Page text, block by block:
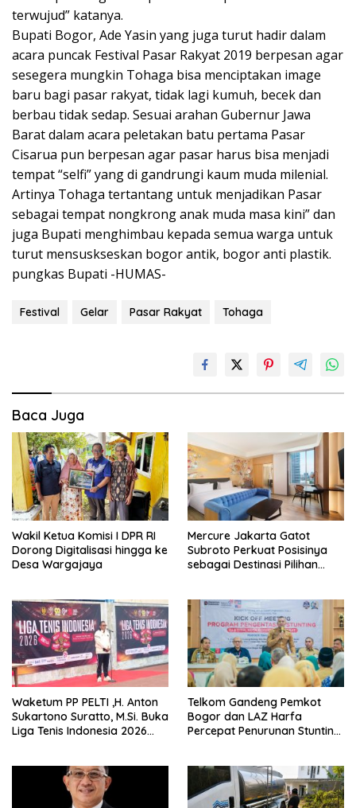
terwujud” katanya.
Bupati Bogor, Ade Yasin yang juga turut hadir dalam
acara puncak Festival Pasar Rakyat 2019 berpesan agar
sesegera mungkin Tohaga bisa menciptakan image
baru bagi pasar rakyat, tidak lagi kumuh, becek dan
berbau tidak sedap. Sesuai arahan Gubernur Jawa
Barat dalam acara peletakan batu pertama Pasar
Cisarua pun berpesan agar pasar harus bisa menjadi
tempat “selfi” yang di gandrungi kaum muda milenial.
Artinya Tohaga tertantang untuk menjadikan Pasar
sebagai tempat nongkrong anak muda masa kini” dan
juga Bupati menghimbau kepada semua warga untuk
turut mensuskseskan bogor antik, bogor anti plastik.
pungkas Bupati -HUMAS-
Festival Gelar Pasar Rakyat Tohaga
Baca Juga
Wakil Ketua Komisi I DPR RI
Dorong Digitalisasi hingga ke
Desa Wargajaya
Mercure Jakarta Gatot
Subroto Perkuat Posisinya
sebagai Destinasi Pilihan
Jakarta Selatan
Waketum PP PELTI ,H. Anton
Sukartono Suratto, M.Si. Buka
Liga Tenis Indonesia 2026
Telkom Gandeng Pemkot
Bogor dan LAZ Harfa
Percepat Penurunan Stunting